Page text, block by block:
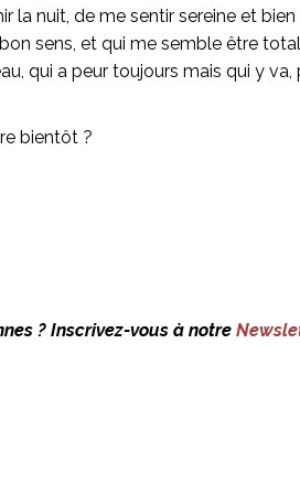
nuit, de me sentir sereine et
sens, et qui me semble être
qui a peur toujours mais qui y
bientôt ?
? Inscrivez-vous à notre